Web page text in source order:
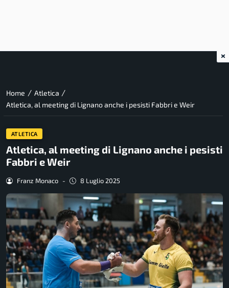
Home / Atletica /
Atletica, al meeting di Lignano anche i pesisti Fabbri e Weir
ATLETICA
Atletica, al meeting di Lignano anche i pesisti
Fabbri e Weir
Franz Monaco - 8 Luglio 2025
×